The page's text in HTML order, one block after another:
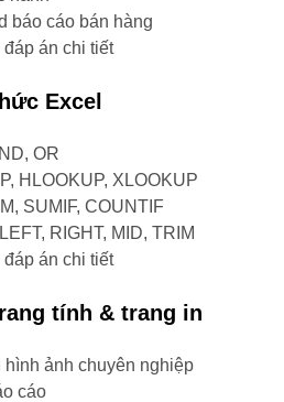
báo cáo bán hàng
án chi tiết
Excel
OR
HLOOKUP, XLOOKUP
SUMIF, COUNTIF
RIGHT, MID, TRIM
án chi tiết
tính & trang in
ảnh chuyên nghiệp
cáo